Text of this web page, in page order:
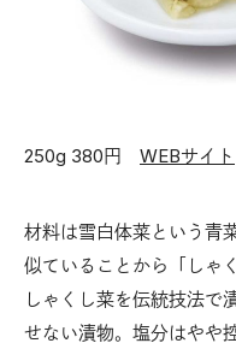
250g 380円 WEBサイト
材料は雪白体菜という青
似ていることから「しゃ
しゃくし菜を伝統技法で
せない漬物。塩分はやや